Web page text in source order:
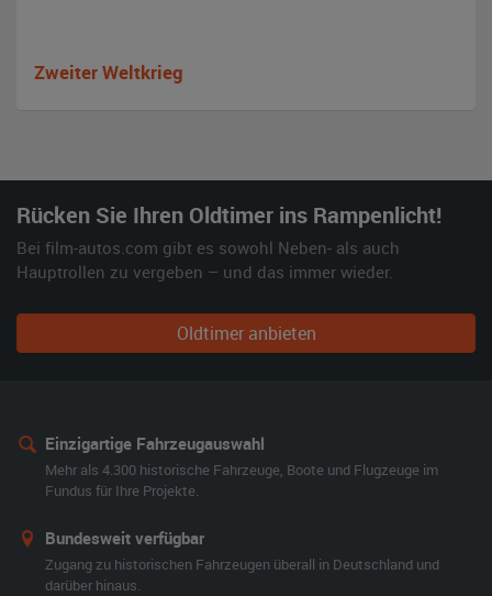
Zweiter Weltkrieg
Rücken Sie Ihren Oldtimer ins Rampenlicht!
Bei film-autos.com gibt es sowohl Neben- als auch
Hauptrollen zu vergeben – und das immer wieder.
Oldtimer anbieten
Einzigartige Fahrzeugauswahl
Mehr als 4.300 historische Fahrzeuge, Boote und Flugzeuge im
Fundus für Ihre Projekte.
Bundesweit verfügbar
Zugang zu historischen Fahrzeugen überall in Deutschland und
darüber hinaus.